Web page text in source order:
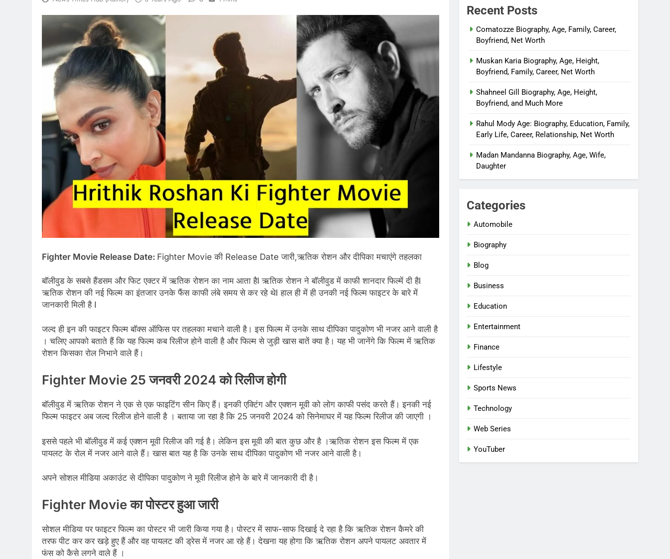
Fighter Movie Release Date: Fighter Movie की Release Date जारी,ऋतिक रोशन और दीपिका मचाएंगे तहलका
बॉलीवुड के सबसे हैंडसम और फिट एक्टर में ऋतिक रोशन का नाम आता हैl ऋतिक रोशन ने बॉलीवुड में काफी शानदार फिल्में दी हैl
ऋतिक रोशन की नई फिल्म का इंतजार उनके फैंस काफी लंबे समय से कर रहे थेI हाल ही में ही उनकी नई फिल्म फाइटर के बारे में
जानकारी मिली है I
जल्द ही इन की फाइटर फिल्म बॉक्स ऑफिस पर तहलका मचाने वाली है। इस फिल्म में उनके साथ दीपिका पादुकोण भी नजर आने वाली है
। चलिए आपको बताते हैं कि यह फिल्म कब रिलीज होने वाली है और फिल्म से जुड़ी खास बातें क्या है‌। यह भी जानेंगे कि फिल्म में ऋतिक
रोशन किसका रोल निभाने वाले हैं।
Fighter Movie 25 जनवरी 2024 को रिलीज होगी
बॉलीवुड में ऋतिक रोशन ने एक से एक फाइटिंग सीन किए हैं। इनकी एक्टिंग और एक्शन मूवी को लोग काफी पसंद करते हैं। इनकी नई
फिल्म फाइटर अब जल्द रिलीज होने वाली है । बताया जा रहा है कि 25 जनवरी 2024 को सिनेमाघर में यह फिल्म रिलीज की जाएगी ।
इससे पहले भी बॉलीवुड में कई एक्शन मूवी रिलीज की गई है। लेकिन इस मूवी की बात कुछ और है ।ऋतिक रोशन इस फिल्म में एक
पायलट के रोल में नजर आने वाले हैं। खास बात यह है कि उनके साथ दीपिका पादुकोण भी नजर आने वाली है।
अपने सोशल मीडिया अकाउंट से दीपिका पादुकोण ने मूवी रिलीज होने के बारे में जानकारी दी है।
Fighter Movie का पोस्टर हुआ जारी
सोशल मीडिया पर फाइटर फिल्म का पोस्टर भी जारी किया गया है। पोस्टर में साफ-साफ दिखाई दे रहा है कि ऋतिक रोशन कैमरे की
तरफ पीट कर कर खड़े हुए हैं और वह पायलट की ड्रेस में नजर आ रहे हैं। देखना यह होगा कि ऋतिक रोशन अपने पायलट अवतार में
फंस को कैसे लगने वाले हैं ।
Recent Posts
Comatozze Biography, Age, Family, Career,
Boyfriend, Net Worth
Muskan Karia Biography, Age, Height,
Boyfriend, Family, Career, Net Worth
Shahneel Gill Biography, Age, Height,
Boyfriend, and Much More
Rahul Mody Age: Biography, Education, Family,
Early Life, Career, Relationship, Net Worth
Madan Mandanna Biography, Age, Wife,
Daughter
Categories
Automobile
Biography
Blog
Business
Education
Entertainment
Finance
Lifestyle
Sports News
Technology
Web Series
YouTuber